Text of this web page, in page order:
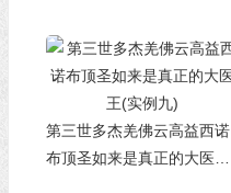
第三世多杰羌佛云高益西诺
布顶圣如来是真正的大医王